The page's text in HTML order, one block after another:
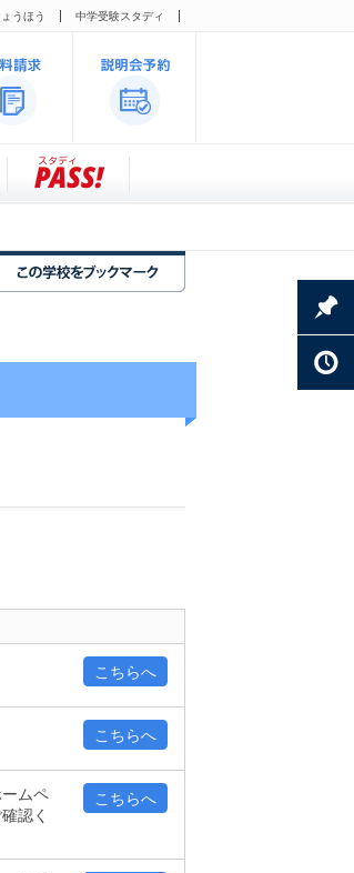
うほう 中学受験スタディ
こちらへ
こちらへ
ムペ
認く
こちらへ